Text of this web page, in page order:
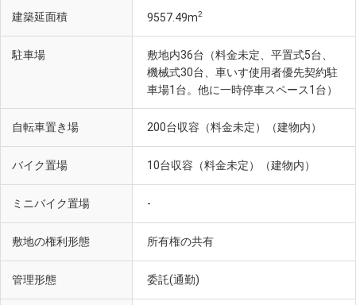
建築延面積 9557.49m2
駐車場
敷地内36台（料金未定、平置式5台、
機械式30台、車いす使用者優先契約駐
車場1台。他に一時停車スペース1台）
自転車置き場 200台収容（料金未定）（建物内）
バイク置場 10台収容（料金未定）（建物内）
ミニバイク置場 -
敷地の権利形態 所有権の共有
管理形態 委託(通勤)